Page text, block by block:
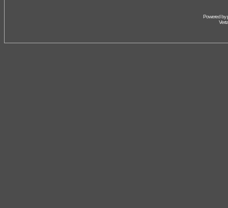
Powered by